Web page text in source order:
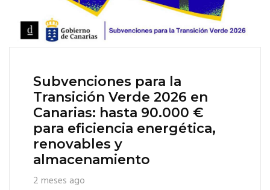
Subvenciones para la
Transición Verde 2026 en
Canarias: hasta 90.000 €
para eficiencia energética,
renovables y
almacenamiento
2 meses ago